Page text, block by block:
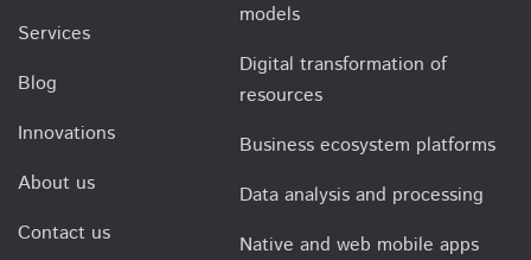
Services
Blog
Innovations
About us
Contact us
models
Digital transformation of
resources
Business ecosystem platforms
Data analysis and processing
Native and web mobile apps